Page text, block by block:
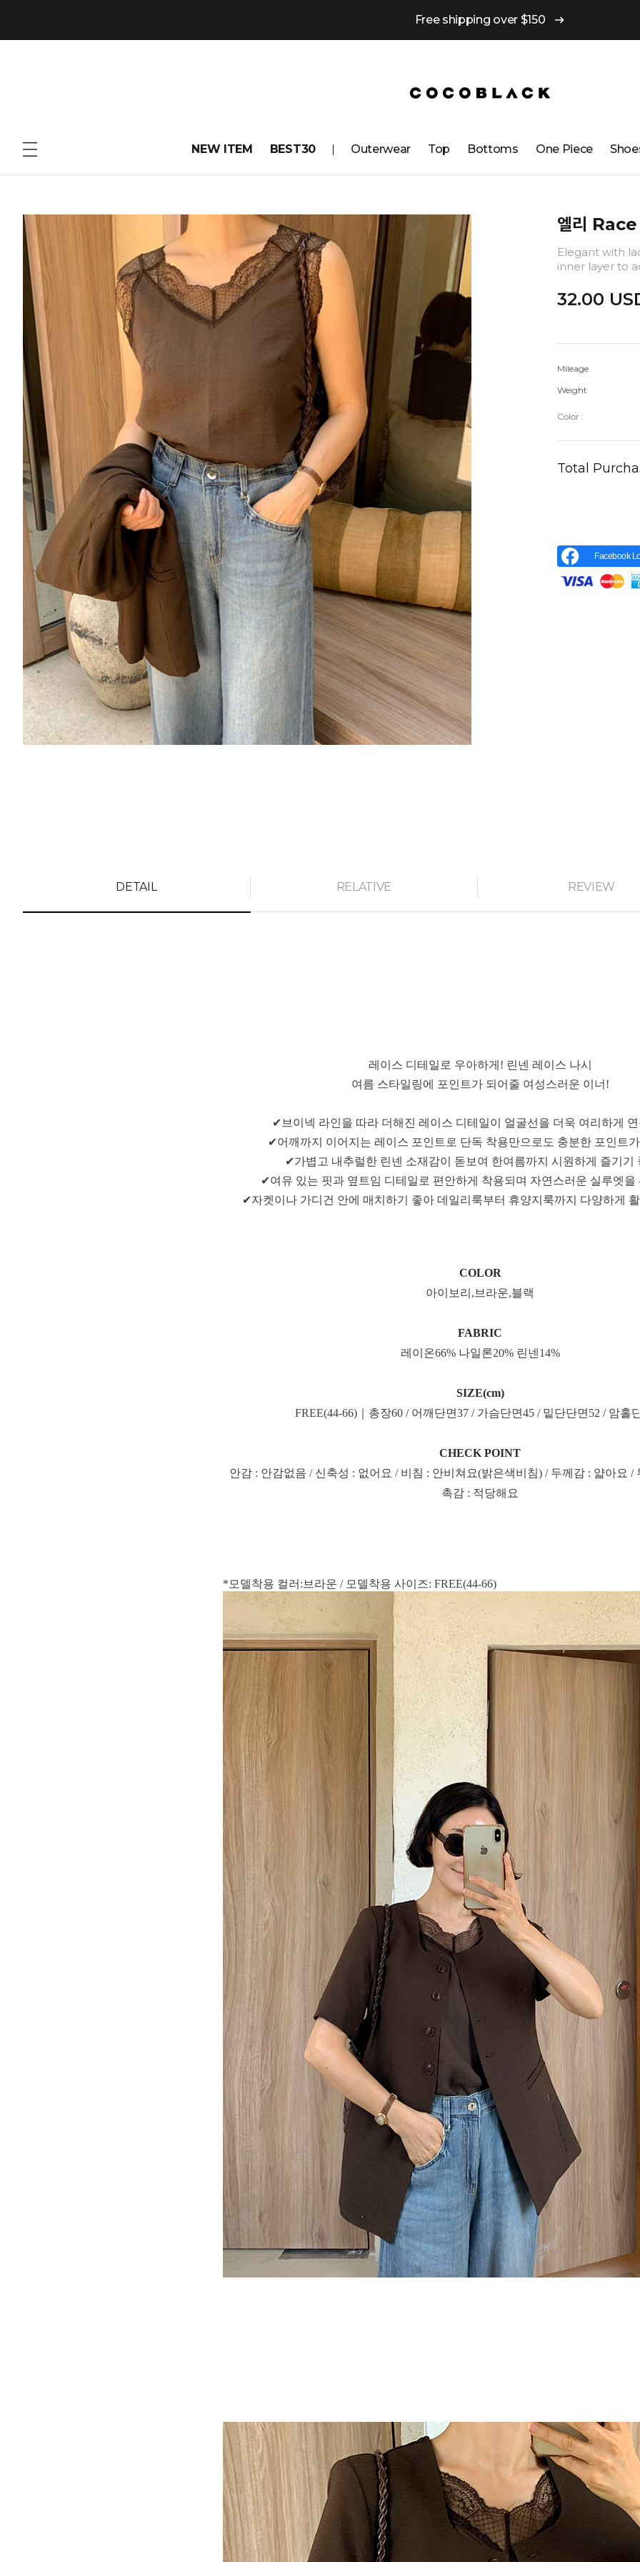
Free shipping over $150
NEW ITEM BEST30 Outerwear Top Bottoms One ​​Piece
엘리
Elegant with
inner layer to
32.00
Mileage
Weight
Color :
Total
Facebook
DETAIL RELATIVE REVIEW
레이스 디테일로 우아하게! 린넨 레이스 나시
여름 스타일링에 포인트가 되어줄 여성스러운 이너!
✔브이넥 라인을 따라 더해진 레이스 디테일이 얼굴선을 더욱 여리하게
✔어깨까지 이어지는 레이스 포인트로 단독 착용만으로도 충분한 포인트
✔가볍고 내추럴한 린넨 소재감이 돋보여 한여름까지 시원하게 즐기기
✔여유 있는 핏과 옆트임 디테일로 편안하게 착용되며 자연스러운 실루엣을
✔자켓이나 가디건 안에 매치하기 좋아 데일리룩부터 휴양지룩까지 다양하게
COLOR
아이보리,브라운,블랙
FABRIC
레이온66% 나일론20% 린넨14%
SIZE(cm)
FREE(44-66)｜총장60 / 어깨단면37 / 가슴단면45 / 밑단단면52 / 암홀
CHECK POINT
안감 : 안감없음 / 신축성 : 없어요 / 비침 : 안비쳐요(밝은색비침) / 두께감 : 얇아요 /
촉감 : 적당해요
*모델착용 컬러:브라운 / 모델착용 사이즈: FREE(44-66)